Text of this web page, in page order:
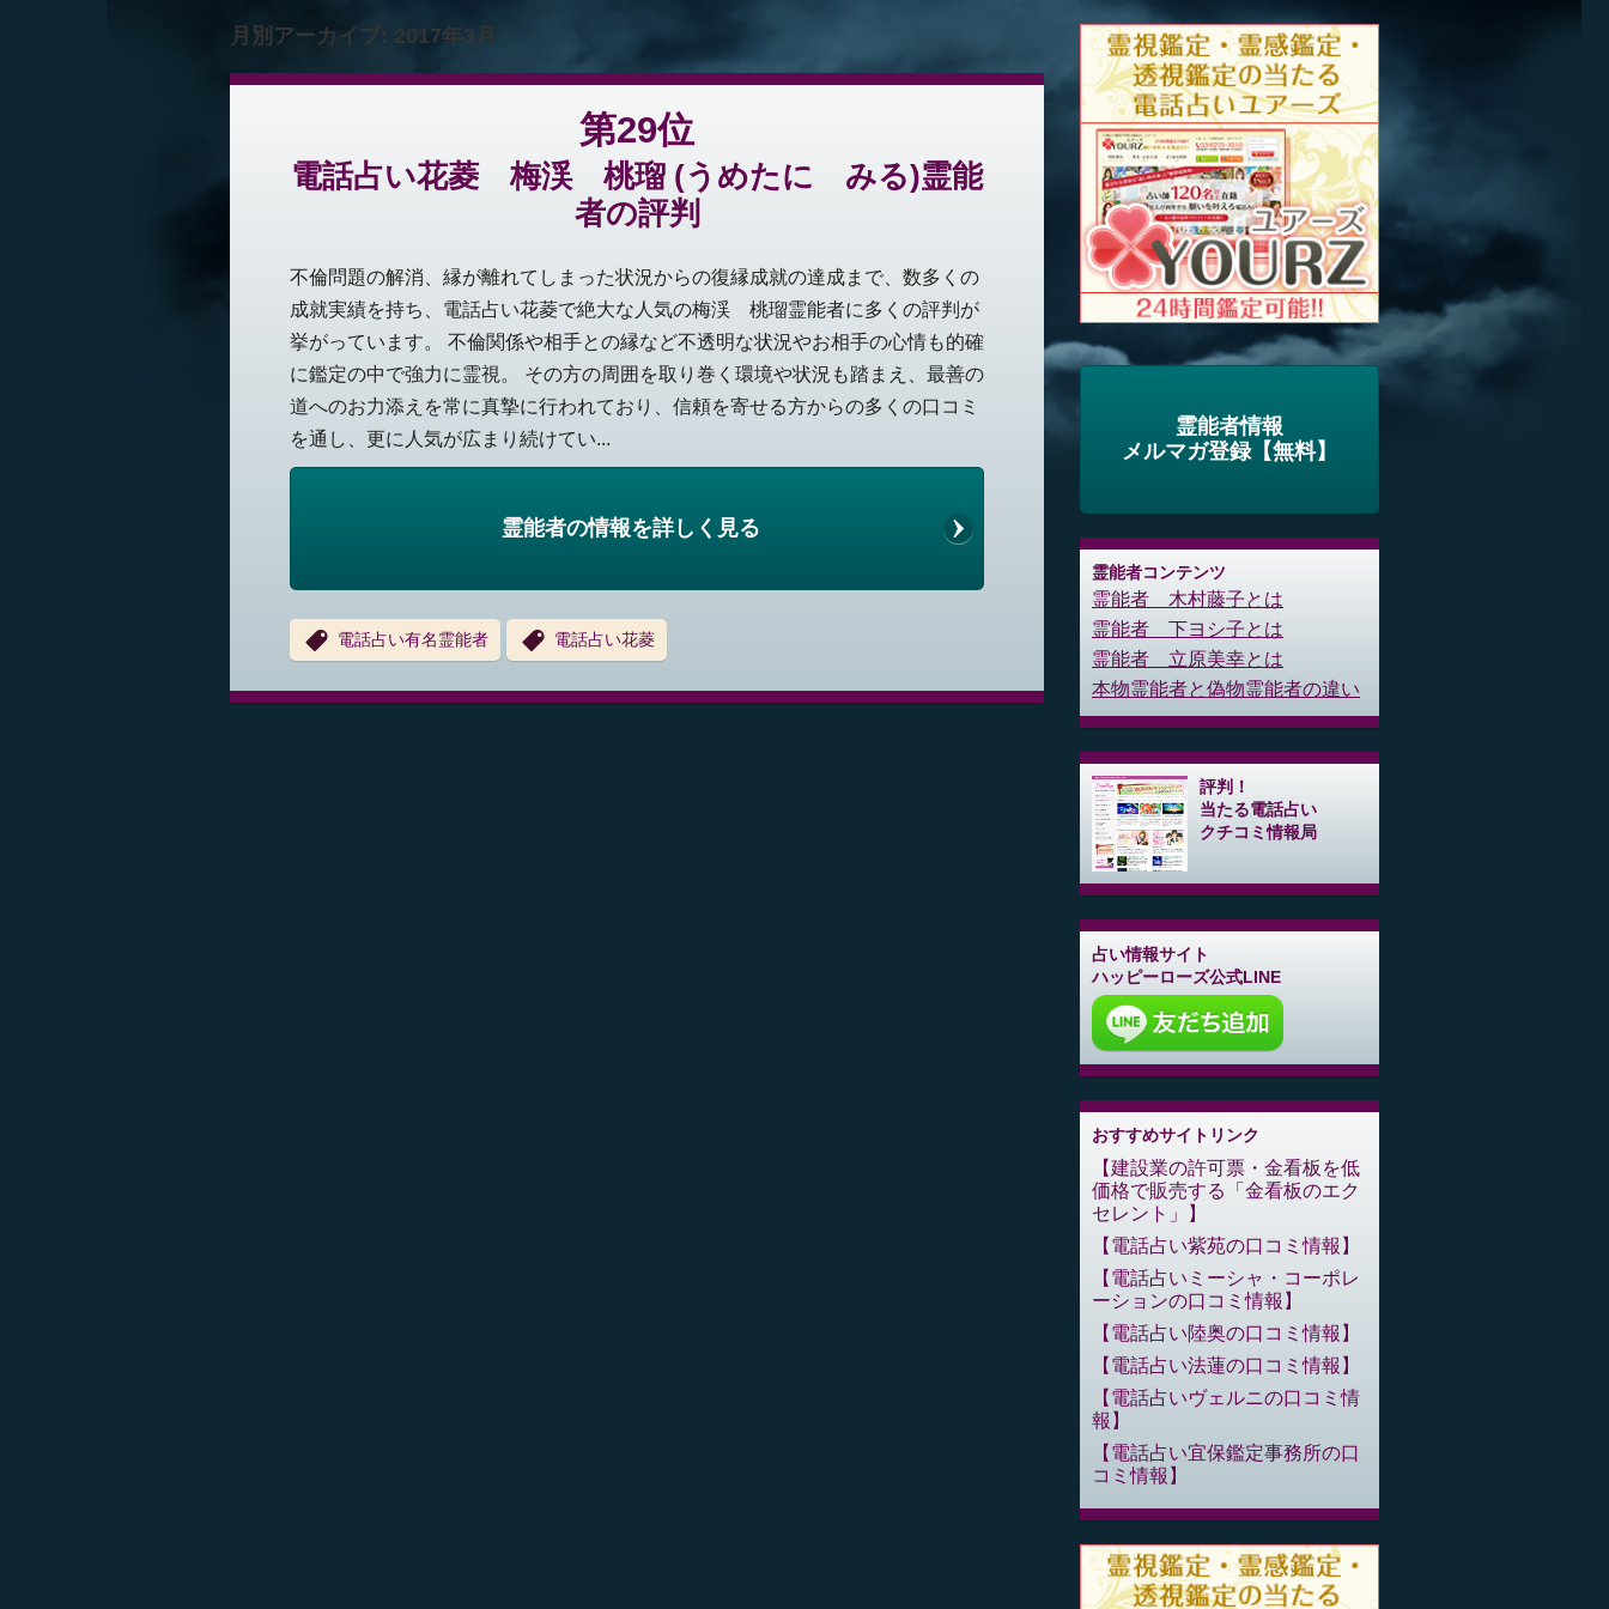
月別アーカイブ: 2017年3月
第29位
電話占い花菱 梅渓 桃瑠 (うめたに みる)霊能
者の評判
不倫問題の解消、縁が離れてしまった状況からの復縁成就の達成まで、数多くの
成就実績を持ち、電話占い花菱で絶大な人気の梅渓 桃瑠霊能者に多くの評判が
挙がっています。 不倫関係や相手との縁など不透明な状況やお相手の心情も的確
に鑑定の中で強力に霊視。 その方の周囲を取り巻く環境や状況も踏まえ、最善の
道へのお力添えを常に真摯に行われており、信頼を寄せる方からの多くの口コミ
を通し、更に人気が広まり続けてい...
霊能者の情報を詳しく見る
電話占い有名霊能者 電話占い花菱
霊能者情報
メルマガ登録【無料】
霊能者コンテンツ
霊能者 木村藤子とは
霊能者 下ヨシ子とは
霊能者 立原美幸とは
本物霊能者と偽物霊能者の違い
評判！
当たる電話占い
クチコミ情報局
占い情報サイト
ハッピーローズ公式LINE
おすすめサイトリンク
建設業の許可票・金看板を低
価格で販売する「金看板のエク
セレント」
電話占い紫苑の口コミ情報
電話占いミーシャ・コーポレ
ーションの口コミ情報
電話占い陸奥の口コミ情報
電話占い法蓮の口コミ情報
電話占いヴェルニの口コミ情
報
電話占い宜保鑑定事務所の口
コミ情報